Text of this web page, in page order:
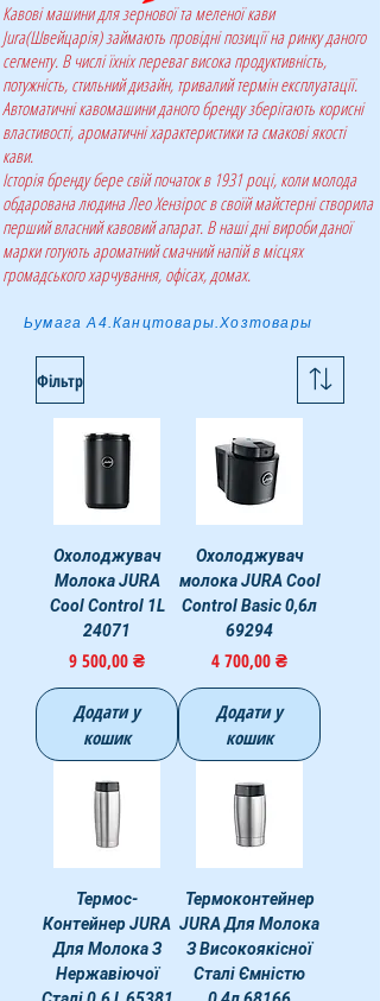
Кавові машини для зернової та меленої кави
Jura(Швейцарія) займають провідні позиції на ринку даного
сегменту. В числі їхніх переваг висока продуктивність,
потужність, стильний дизайн, тривалий термін експлуатації.
Автоматичні кавомашини даного бренду зберігають корисні
властивості, ароматичні характеристики та смакові якості
кави.
Історія бренду бере свій початок в 1931 році, коли молода
обдарована людина Лео Хензірос в своїй майстерні створила
перший власний кавовий апарат. В наші дні вироби даної
марки готують ароматний смачний напій в місцях
громадського харчування, офісах, домах.
Ьумага А4.Канцтовары.Хозтовары
Фільтр
Охолоджувач
Молока JURA
Cool Control 1L
24071
Ціна
9 500,00 ₴
Додати у
кошик
Охолоджувач
молока JURA Cool
Control Basic 0,6л
69294
Ціна
4 700,00 ₴
Додати у
кошик
Термос-
Контейнер JURA
Для Молока З
Нержавіючої
Термоконтейнер
JURA Для Молока
З Високоякісної
Сталі Ємністю